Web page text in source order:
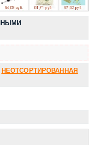
НЕОТСОРТИРОВАННАЯ